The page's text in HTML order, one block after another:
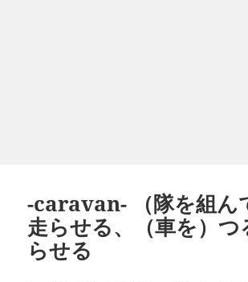
-caravan- （隊を組ん
走らせる、（車を）つ
らせる